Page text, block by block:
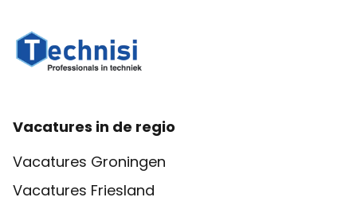
Vacatures in de regio
Vacatures Groningen
Vacatures Friesland